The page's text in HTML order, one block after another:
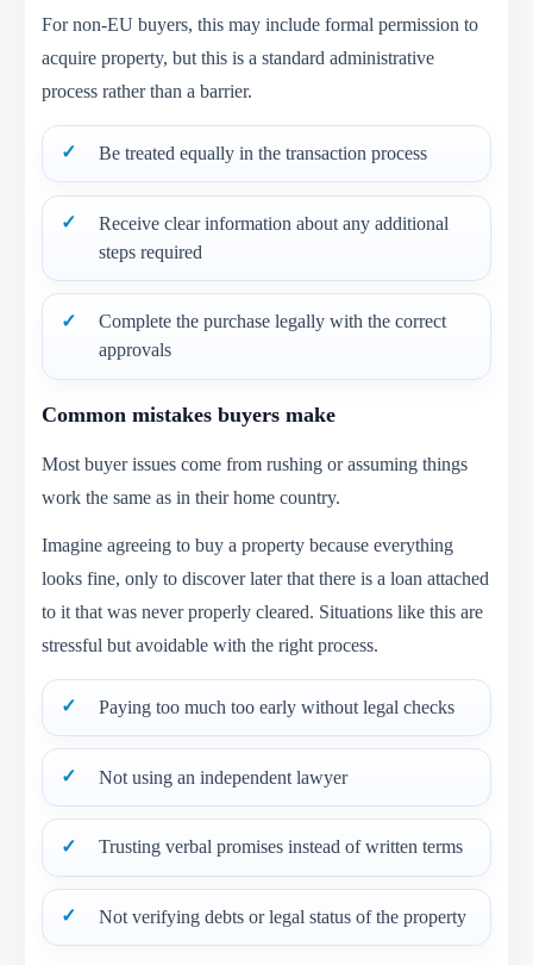
For non-EU buyers, this may include formal permission to
acquire property, but this is a standard administrative
process rather than a barrier.
Be treated equally in the transaction process
Receive clear information about any additional
steps required
Complete the purchase legally with the correct
approvals
Common mistakes buyers make
Most buyer issues come from rushing or assuming things
work the same as in their home country.
Imagine agreeing to buy a property because everything
looks fine, only to discover later that there is a loan attached
to it that was never properly cleared. Situations like this are
stressful but avoidable with the right process.
Paying too much too early without legal checks
Not using an independent lawyer
Trusting verbal promises instead of written terms
Not verifying debts or legal status of the property